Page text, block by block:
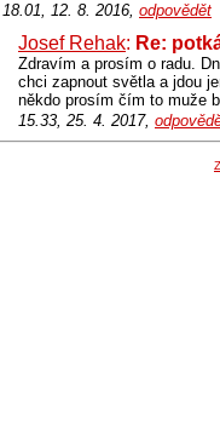
18.01, 12. 8. 2016, odpovědět
Josef Rehak: Re:
Zdravím a prosím o radu.
chci zapnout světla a jdou
někdo prosím čím to muže
15.33, 25. 4. 2017,